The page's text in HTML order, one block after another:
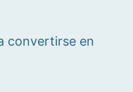
convertirse en